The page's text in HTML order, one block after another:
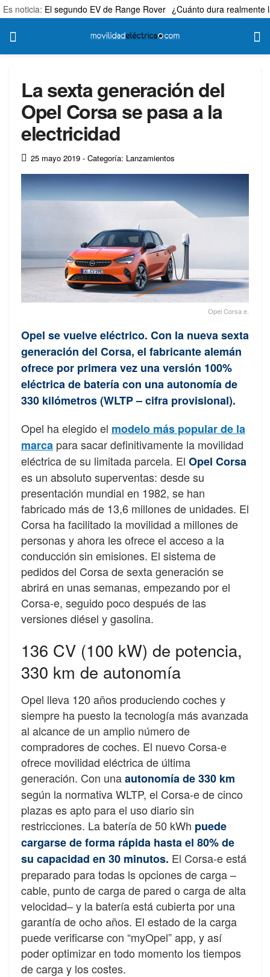
Es noticia: El segundo EV de Range Rover ¿Cuánto dura realmente
La sexta generación del
Opel Corsa se pasa a la
electricidad
25 mayo 2019 - Categoría: Lanzamientos
Opel Corsa e.
Opel se vuelve eléctrico. Con la nueva sexta
generación del Corsa, el fabricante alemán
ofrece por primera vez una versión 100%
eléctrica de batería con una autonomía de
330 kilómetros (WLTP – cifra provisional).
Opel ha elegido el modelo más popular de la
marca para sacar definitivamente la movilidad
eléctrica de su limitada parcela. El Opel Corsa
es un absoluto superventas: desde su
presentación mundial en 1982, se han
fabricado más de 13,6 millones de unidades. El
Corsa ha facilitado la movilidad a millones de
personas y ahora les ofrece el acceso a la
conducción sin emisiones. El sistema de
pedidos del Corsa de sexta generación se
abrirá en unas semanas, empezando por el
Corsa-e, seguido poco después de las
versiones diésel y gasolina.
136 CV (100 kW) de potencia,
330 km de autonomía
Opel lleva 120 años produciendo coches y
siempre ha puesto la tecnología más avanzada
al alcance de un amplio número de
compradores de coches. El nuevo Corsa-e
ofrece movilidad eléctrica de última
generación. Con unaautonomía de 330 km
según la normativa WLTP, el Corsa-e de cinco
plazas es apto para el uso diario sin
restricciones. La batería de 50 kWh puede
cargarse de forma rápida hasta el 80% de
su capacidad en 30 minutos. El Corsa-e está
preparado para todas ls opciones de carga –
cable, punto de carga de pared o carga de alta
velocidad– y la batería está cubierta por una
garantía de ocho años. El estado de la carga
puede verificarse con “myOpel” app, y así
poder optimizar en todo momento los tiempos
de carga y los costes.